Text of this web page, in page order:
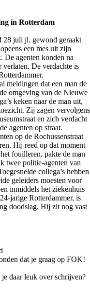
in Rotterdam
28 juli jl. gewond geraakt
een mes uit zijn
De agenten konden na
De verdachte is
meldingen dat een man de
omgeving van de Nieuwe
keken naar de man uit,
Zij zagen vervolgens
en zich verdacht
agenten op straat.
op de Rochussenstraat
Hij reed op dat moment
fouilleren, pakte de man
twee politie-agenten van
collega’s hebben
geleiders moesten voor
inmiddels het ziekenhuis
jarige Rotterdammer, is
doodslag. Hij zit nog vast
dat je graag op FOK!
daar leuk over schrijven?